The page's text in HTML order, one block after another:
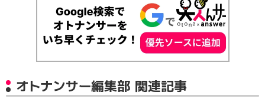
オトナンサー編集部 関連記事